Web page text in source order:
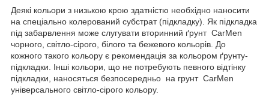
Деякі кольори з низькою крою здатністю необхідно наносити
на спеціально колерований субстрат (підкладку). Як підкладка
під забарвлення може слугувати вторинний ґрунт CarMen
чорного, світло-сірого, білого та бежевого кольорів. До
кожного такого кольору є рекомендація за кольором ґрунту-
підкладки. Інші кольори, що не потребують певного відтінку
підкладки, наносяться безпосередньо на грунт CarMen
універсального світло-сірого кольору.